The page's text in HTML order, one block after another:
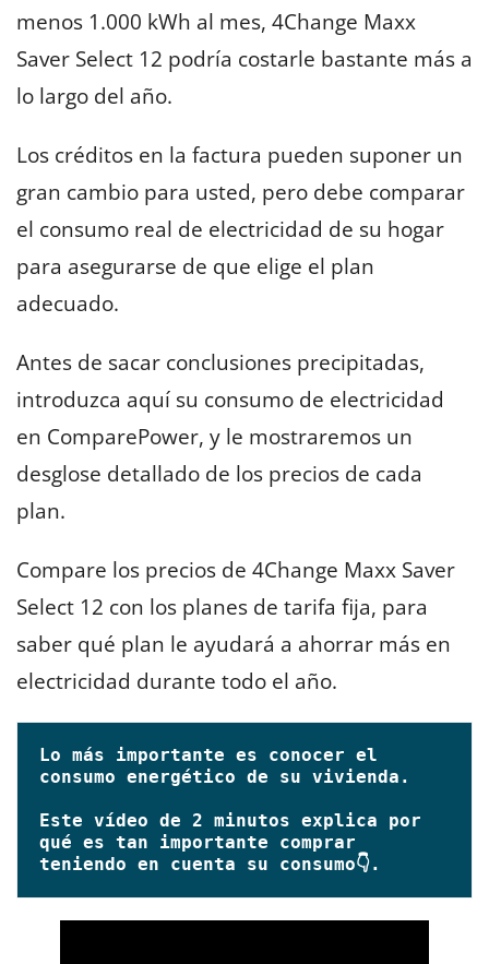
menos 1.000 kWh al mes, 4Change Maxx
Saver Select 12 podría costarle bastante más a
lo largo del año.
Los créditos en la factura pueden suponer un
gran cambio para usted, pero debe comparar
el consumo real de electricidad de su hogar
para asegurarse de que elige el plan
adecuado.
Antes de sacar conclusiones precipitadas,
introduzca aquí su consumo de electricidad
en ComparePower, y le mostraremos un
desglose detallado de los precios de cada
plan.
Compare los precios de 4Change Maxx Saver
Select 12 con los planes de tarifa fija, para
saber qué plan le ayudará a ahorrar más en
electricidad durante todo el año.
Lo más importante es conocer el
Este vídeo de 2 minutos explica por
qué es tan importante comprar
teniendo en cuenta su consumo👇.